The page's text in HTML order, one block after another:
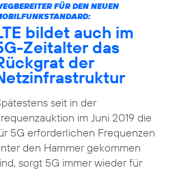
FÜR DEN NEUEN
bildet auch im
Zeitalter das
der
seit in der
im Juni 2019 die
5G erforderlichen Frequenzen
den Hammer gekommen
sorgt 5G immer wieder für